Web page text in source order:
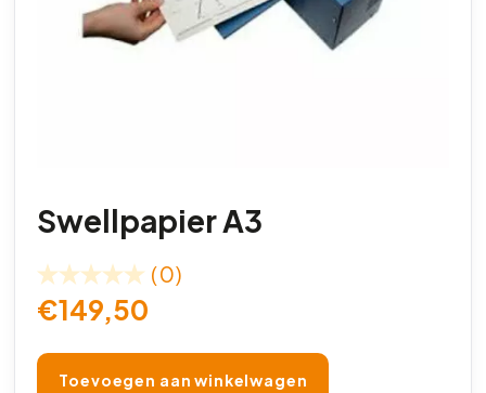
Swellpapier A3
(0)
€149,50
Toevoegen aan winkelwagen